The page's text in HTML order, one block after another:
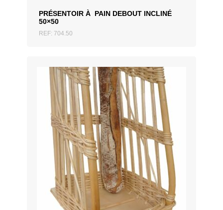
PRÉSENTOIR À PAIN DEBOUT INCLINÉ
50×50
REF: 704.50
AJOUTER AU DEVIS